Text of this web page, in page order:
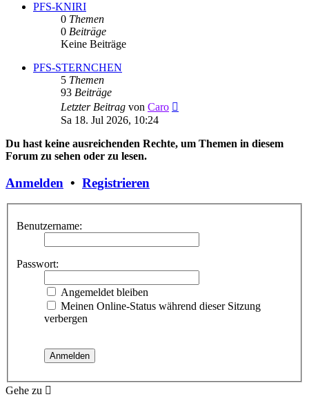
PFS-KNIRI
0 Themen
0 Beiträge
Keine Beiträge
PFS-STERNCHEN
5 Themen
93 Beiträge
Letzter Beitrag von Caro
Sa 18. Jul 2026, 10:24
Du hast keine ausreichenden Rechte, um Themen in diesem
Forum zu sehen oder zu lesen.
Anmelden • Registrieren
Benutzername:
Passwort:
Angemeldet bleiben
Meinen Online-Status während dieser Sitzung
verbergen
Gehe zu